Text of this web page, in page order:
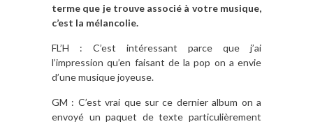
terme que je trouve associé à votre musique,
c’est la mélancolie.
FL’H : C’est intéressant parce que j’ai
l’impression qu’en faisant de la pop on a envie
d’une musique joyeuse.
GM : C’est vrai que sur ce dernier album on a
envoyé un paquet de texte particulièrement